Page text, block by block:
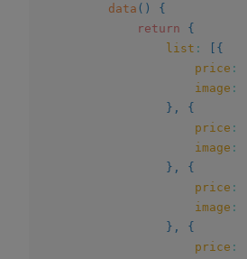
data ( )
{
return
{
list :
{
price :
image :
} ,
{
price :
image :
} ,
{
price :
image :
} ,
{
price :